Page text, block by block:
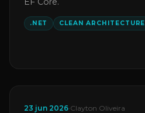
.NET CLEAN ARCHITECTURE
23 jun 2026·Clayton Oliveira